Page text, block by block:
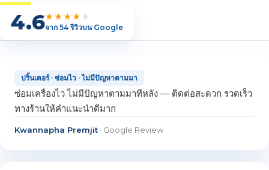
4.6★★★★ ★
จาก 54 รีวิวบน Google
ปริ้นเตอร์ · ซ่อมไว · ไม่มีปัญหาตามมา
ซ่อมเครื่องไว ไม่มีปัญหาตามมาทีหลัง — ติดต่อสะดวก รวดเร็ว
ทางร้านให้คำแนะนำดีมาก
Kwannapha Premjit · Google Review